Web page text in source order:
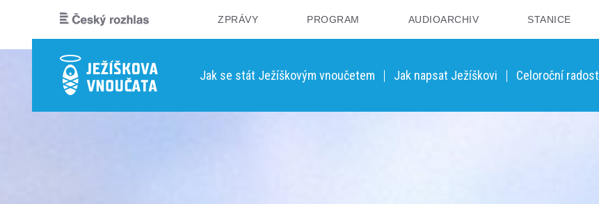
ZPRÁVY PROGRAM AUDIOARCHIV STANICE
Jak se stát Ježíškovým vnoučetem Jak napsat Ježíškovi Celoroční radost